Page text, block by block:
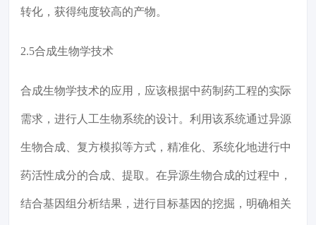
转化，获得纯度较高的产物。
2.5合成生物学技术
合成生物学技术的应用，应该根据中药制药工程的实际
需求，进行人工生物系统的设计。利用该系统通过异源
生物合成、复方模拟等方式，精准化、系统化地进行中
药活性成分的合成、提取。在异源生物合成的过程中，
结合基因组分析结果，进行目标基因的挖掘，明确相关